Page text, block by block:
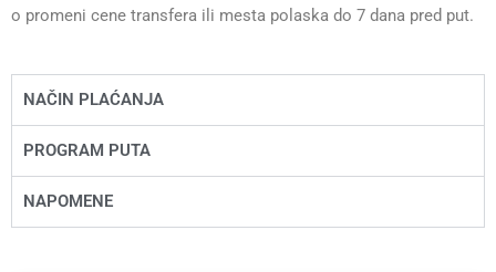
o promeni cene transfera ili mesta polaska do 7 dana pred put.
NAČIN PLAĆANJA
PROGRAM PUTA
NAPOMENE